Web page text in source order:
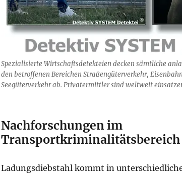
Spezialisierte Wirtschaftsdetekteien decken sämtliche
den betroffenen Bereichen Straßengüterverkehr,
Seegüterverkehr ab. Privatermittler sind weltweit
Nachforschungen im
Transportkriminalitätsbereich
Ladungsdiebstahl kommt in